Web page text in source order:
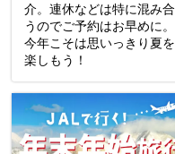
介。連休などは特に混み合
うのでご予約はお早めに。
今年こそは思いっきり夏を
楽しもう！